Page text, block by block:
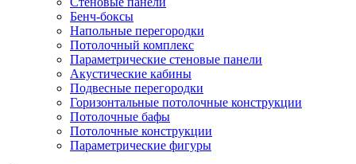
Бенч-боксы
Напольные перегородки
Потолочный комплекс
Параметрические стеновые панели
Акустические кабины
Подвесные перегородки
Горизонтальные потолочные конструкции
Потолочные бафы
Потолочные конструкции
Параметрические фигуры